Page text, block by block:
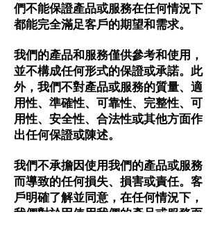
們不能保證產品或服務在任何情況下
都能完全滿足客戶的期望和需求。
我們的產品和服務僅供參考和使用，
並不構成任何形式的保證或承諾。此
外，我們不對產品或服務的質量、適
用性、準確性、可靠性、完整性、可
用性、安全性、合法性或其他方面作
出任何保證或陳述。
我們不承擔因使用我們的產品或服務
而導致的任何損失、損害或責任。客
戶明確了解並同意，在任何情況下，
我們對於因使用我們的產品或服務而